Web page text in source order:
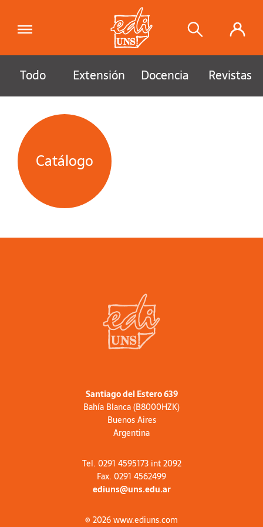
Todo Extensión Docencia Revistas
Catálogo
Santiago del Estero 639
Bahía Blanca (B8000HZK)
Buenos Aires
Argentina
Tel. 0291 4595173 int 2092
Fax. 0291 4562499
ediuns@uns.edu.ar
© 2026 www.ediuns.com